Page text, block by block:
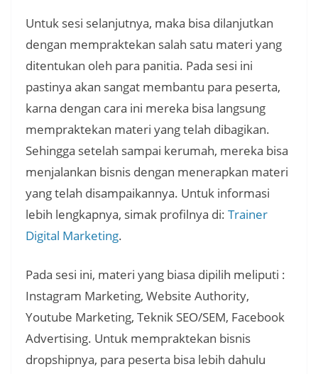
Untuk sesi selanjutnya, maka bisa dilanjutkan
dengan mempraktekan salah satu materi yang
ditentukan oleh para panitia. Pada sesi ini
pastinya akan sangat membantu para peserta,
karna dengan cara ini mereka bisa langsung
mempraktekan materi yang telah dibagikan.
Sehingga setelah sampai kerumah, mereka bisa
menjalankan bisnis dengan menerapkan materi
yang telah disampaikannya. Untuk informasi
lebih lengkapnya, simak profilnya di: Trainer
Digital Marketing.
Pada sesi ini, materi yang biasa dipilih meliputi :
Instagram Marketing, Website Authority,
Youtube Marketing, Teknik SEO/SEM, Facebook
Advertising. Untuk mempraktekan bisnis
dropshipnya, para peserta bisa lebih dahulu